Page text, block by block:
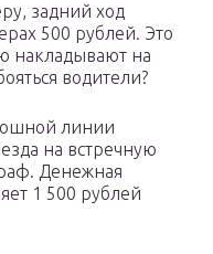
задний ход
500 рублей. Это
накладывают на
водители?
линии
на встречную
Денежная
1 500 рублей